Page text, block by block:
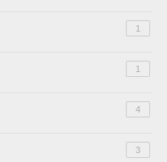
1
1
4
3